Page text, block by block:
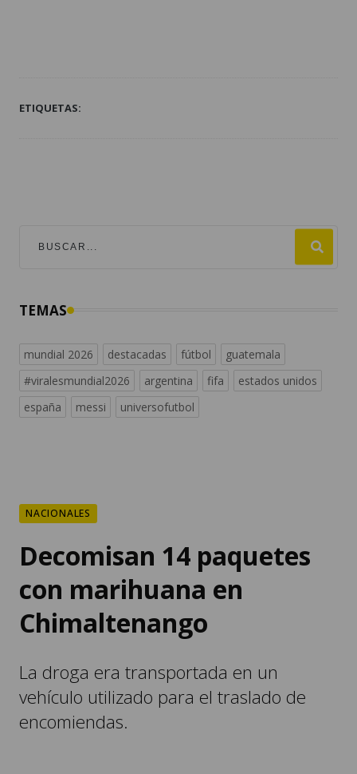
ETIQUETAS:
TEMAS
mundial 2026 destacadas fútbol
guatemala
#viralesmundial2026
argentina fifa
estados unidos
españa
messi universofutbol
NACIONALES
Decomisan 14 paquetes
con marihuana en
Chimaltenango
La droga era transportada en un
vehículo utilizado para el traslado de
encomiendas.